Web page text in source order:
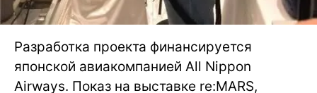
Разработка проекта финансируется
японской авиакомпанией All Nippon
Airways. Показ на выставке re:MARS,